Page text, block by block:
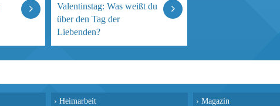
Valentinstag: Was weißt du
über den Tag der
Liebenden?
› Heimarbeit › Magazin